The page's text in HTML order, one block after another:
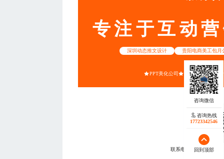
专注于互动
深圳动态推文设计 贵阳电商美工包月
PPT美化公司 重庆竖版海报设
联系电话：17723342546
咨询热线
17723342546
回到顶部